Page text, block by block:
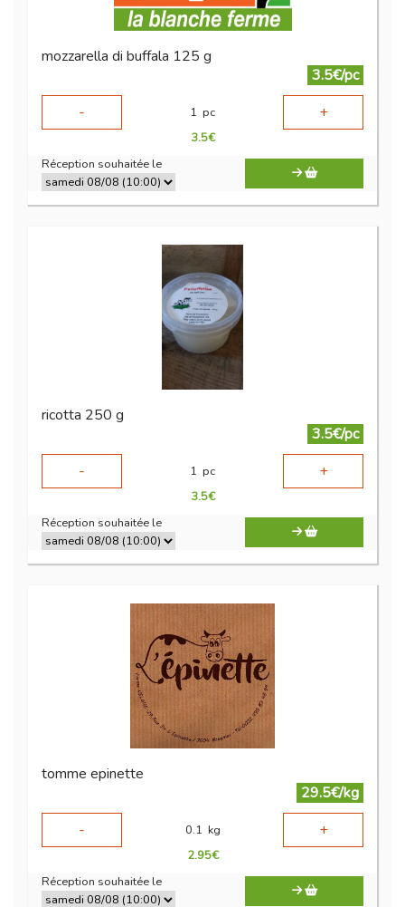
mozzarella di buffala 125 g
3.5€/pc
-
1 pc +
3.5€
Réception souhaitée le
ricotta 250 g
3.5€/pc
-
1 pc +
3.5€
Réception souhaitée le
tomme epinette
29.5€/kg
-
0.1 kg +
2.95€
Réception souhaitée le